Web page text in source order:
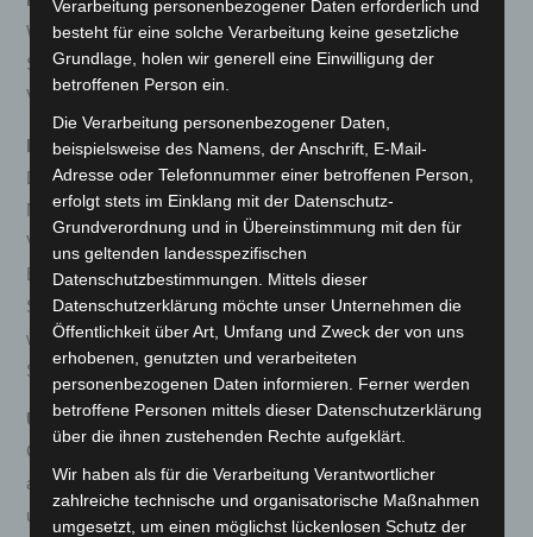
Wir sindnicht verpflichtet und nicht bereit , an
Streitbeilegungsverfahren vor einer
Verbraucherschlichtungsstelle teilzunehmen.
Hinweise zu Inhalten & Links
Die Inhalte dieser Seiten werden mit Sorgfalt erstellt und nach
Möglichkeit aktualisiert. Rechtlich verbindlich sind unsere
Vertragsunterlagen und Pflichtinformationen.
Externe Links wurden zum Zeitpunkt der Verlinkung geprüft.
Sobald uns Rechtsverletzungen bekannt werden, entfernen
wir solche Verlinkungen unverzüglich. Für Inhalte verlinkter
Seiten sind deren Anbieter verantwortlich.
Urheberrecht
G&C Handels GmbH & Co. KG, soweit nicht anders
angegeben. Texte, Bilder, Grafiken und sonstige Inhalte sind
urheberrechtlich geschützt; eine Nutzung ist nur mit
Verarbeitung personenbezogener Daten erforderlich und
besteht für eine solche Verarbeitung keine gesetzliche
Grundlage, holen wir generell eine Einwilligung der
betroffenen Person ein.
Die Verarbeitung personenbezogener Daten,
beispielsweise des Namens, der Anschrift, E-Mail-
Adresse oder Telefonnummer einer betroffenen Person,
erfolgt stets im Einklang mit der Datenschutz-
Grundverordnung und in Übereinstimmung mit den für
uns geltenden landesspezifischen
Datenschutzbestimmungen. Mittels dieser
Datenschutzerklärung möchte unser Unternehmen die
Öffentlichkeit über Art, Umfang und Zweck der von uns
erhobenen, genutzten und verarbeiteten
personenbezogenen Daten informieren. Ferner werden
betroffene Personen mittels dieser Datenschutzerklärung
über die ihnen zustehenden Rechte aufgeklärt.
Wir haben als für die Verarbeitung Verantwortlicher
zahlreiche technische und organisatorische Maßnahmen
umgesetzt, um einen möglichst lückenlosen Schutz der